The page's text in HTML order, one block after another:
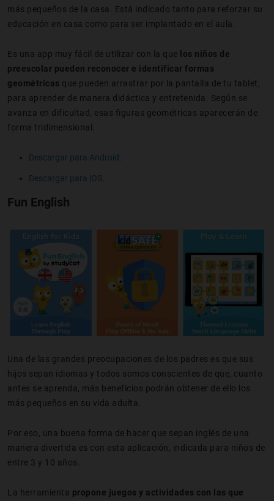
más pequeños de la casa. Está indicado tanto para reforzar su
educación en casa como para ser implantado en el aula.
Es una app muy fácil de utilizar con la que
los niños de
preescolar pueden reconocer e identificar formas
geométricas que pueden arrastrar por la pantalla de tu tablet,
para aprender de manera didáctica y entretenida. Según se
avanza en dificultad, esas figuras geométricas aparecerán de
forma tridimensional.
Descargar para Android .
Descargar para iOS.
Fun English
Una de las grandes preocupaciones de los padres es que sus
hijos sepan idiomas y todos somos conscientes de que, cuanto
antes se aprenda, más beneficios podrán obtener de ello los
más pequeños en su vida adulta.
Por eso, una buena forma de hacer que sepan inglés de una
manera divertida es con esta aplicación, indicada para niños de
entre 3 y 10 años.
La herramienta propone juegos y actividades con las que